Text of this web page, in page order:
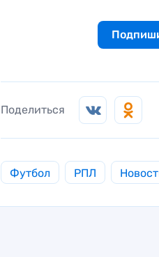
Поделиться
Футбол РПЛ